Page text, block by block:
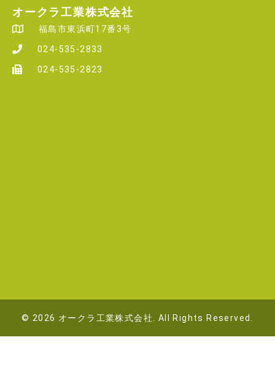
オークラ工業株式会社
福島市東浜町17番3号
024-535-2833
024-535-2823
© 2026 オークラ工業株式会社. All Rights Reserved.